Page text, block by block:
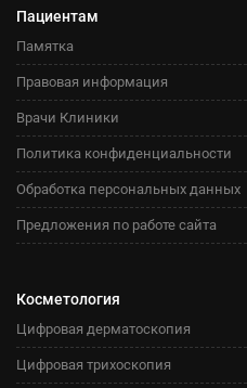
Пациентам
Памятка
Правовая информация
Врачи Клиники
Политика конфиденциальности
Обработка персональных данных
Предложения по работе сайта
Косметология
Цифровая дерматоскопия
Цифровая трихоскопия